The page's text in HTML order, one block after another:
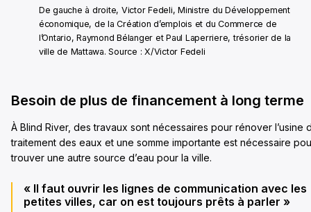
De gauche à droite, Victor Fedeli, Ministre du Développement
économique, de la Création d’emplois et du Commerce de
l’Ontario, Raymond Bélanger et Paul Laperriere, trésorier de la
ville de Mattawa. Source : X/Victor Fedeli
Besoin de plus de financement à long terme
À Blind River, des travaux sont nécessaires pour rénover l’usine
traitement des eaux et une somme importante est nécessaire
trouver une autre source d’eau pour la ville.
« Il faut ouvrir les lignes de communication avec les
petites villes, car on est toujours prêts à parler »